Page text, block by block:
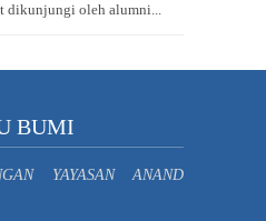
dikunjungi oleh alumni...
BUMI
YAYASAN ANAND